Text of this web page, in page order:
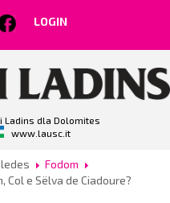
LOGIN
Ladins dla Dolomites
www.lausc.it
Fodom
Col e Sëlva de Ciadoure?